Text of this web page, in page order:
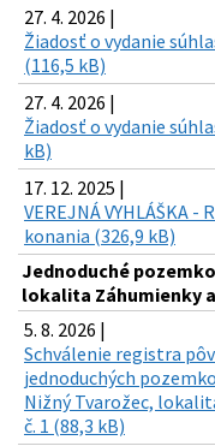
27. 4. 2026 |
Žiadosť o vydanie
(116,5 kB)
27. 4. 2026 |
Žiadosť o vydanie
kB)
17. 12. 2025 |
VEREJNÁ VYHLÁŠKA -
konania (326,9 kB)
Jednoduché
lokalita Záhumienky
5. 8. 2026 |
Schválenie registra
jednoduchých
Nižný Tvarožec,
č. 1 (88,3 kB)